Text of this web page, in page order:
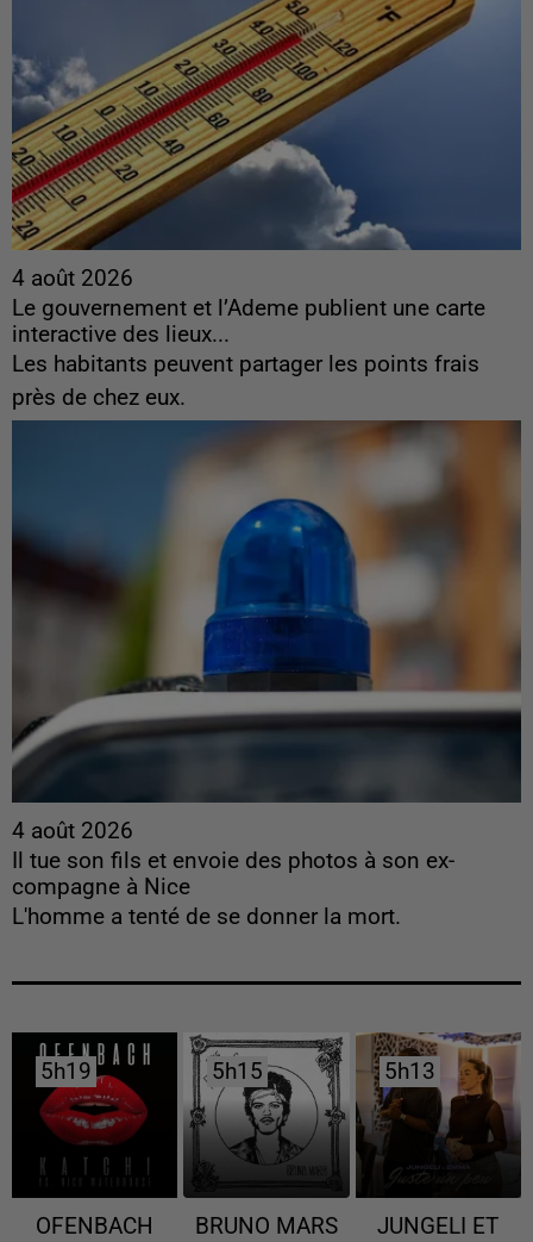
4 août 2026
Le gouvernement et l’Ademe publient une carte
interactive des lieux...
Les habitants peuvent partager les points frais
près de chez eux.
4 août 2026
Il tue son fils et envoie des photos à son ex-
compagne à Nice
L'homme a tenté de se donner la mort.
5h19
5h19
OFENBACH
5h15
5h15
BRUNO MARS
5h13
5h13
JUNGELI ET